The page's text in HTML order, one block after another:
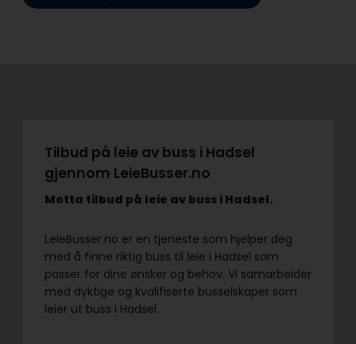
Tilbud på leie av buss i Hadsel
gjennom LeieBusser.no
Motta tilbud på leie av buss i Hadsel.
LeieBusser.no er en tjeneste som hjelper deg
med å finne riktig buss til leie i Hadsel som
passer for dine ønsker og behov. Vi samarbeider
med dyktige og kvalifiserte busselskaper som
leier ut buss i Hadsel.